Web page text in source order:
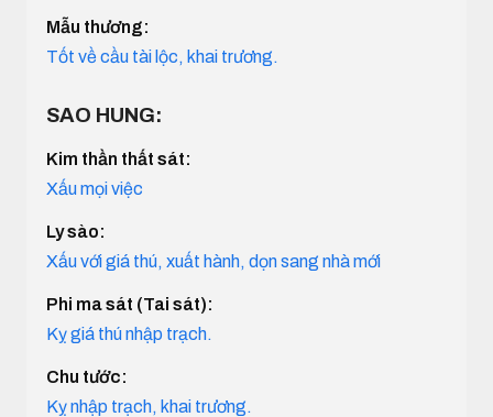
Mẫu thương:
Tốt về cầu tài lộc, khai trương.
SAO HUNG:
Kim thần thất sát:
Xấu mọi việc
Ly sào:
Xấu với giá thú, xuất hành, dọn sang nhà mới
Phi ma sát (Tai sát):
Kỵ giá thú nhập trạch.
Chu tước:
Kỵ nhập trạch, khai trương.